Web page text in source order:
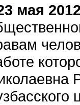
мая